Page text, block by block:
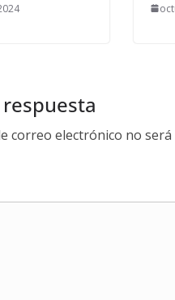
correo electrónico no será